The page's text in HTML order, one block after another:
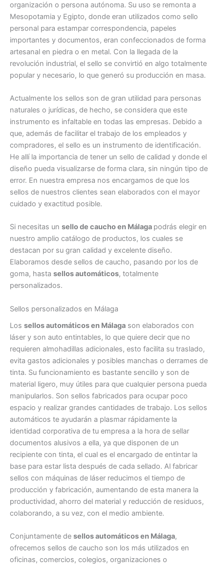
organización o persona autónoma. Su uso se remonta a
Mesopotamia y Egipto, donde eran utilizados como sello
personal para estampar correspondencia, papeles
importantes y documentos, eran confeccionados de forma
artesanal en piedra o en metal. Con la llegada de la
revolución industrial, el sello se convirtió en algo totalmente
popular y necesario, lo que generó su producción en masa.
Actualmente los sellos son de gran utilidad para personas
naturales o jurídicas, de hecho, se considera que este
instrumento es infaltable en todas las empresas. Debido a
que, además de facilitar el trabajo de los empleados y
compradores, el sello es un instrumento de identificación.
He allí la importancia de tener un sello de calidad y donde el
diseño pueda visualizarse de forma clara, sin ningún tipo de
error. En nuestra empresa nos encargamos de que los
sellos de nuestros clientes sean elaborados con el mayor
cuidado y exactitud posible.
Si necesitas un sello de caucho en Málaga podrás elegir en
nuestro amplio catálogo de productos, los cuales se
destacan por su gran calidad y excelente diseño.
Elaboramos desde sellos de caucho, pasando por los de
goma, hasta sellos automáticos, totalmente
personalizados.
Sellos personalizados en Málaga
Los sellos automáticos en Málaga son elaborados con
láser y son auto entintables, lo que quiere decir que no
requieren almohadillas adicionales, esto facilita su traslado,
evita gastos adicionales y posibles manchas o derrames de
tinta. Su funcionamiento es bastante sencillo y son de
material ligero, muy útiles para que cualquier persona pueda
manipularlos. Son sellos fabricados para ocupar poco
espacio y realizar grandes cantidades de trabajo. Los sellos
automáticos te ayudarán a plasmar rápidamente la
identidad corporativa de tu empresa a la hora de sellar
documentos alusivos a ella, ya que disponen de un
recipiente con tinta, el cual es el encargado de entintar la
base para estar lista después de cada sellado. Al fabricar
sellos con máquinas de láser reducimos el tiempo de
producción y fabricación, aumentando de esta manera la
productividad, ahorro del material y reducción de residuos,
colaborando, a su vez, con el medio ambiente.
Conjuntamente de sellos automáticos en Málaga,
ofrecemos sellos de caucho son los más utilizados en
oficinas, comercios, colegios, organizaciones o